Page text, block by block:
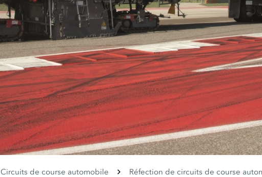
Circuits de course automobile Réfection de circuits de course